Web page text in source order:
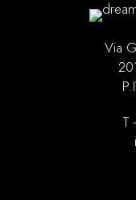
Via
T